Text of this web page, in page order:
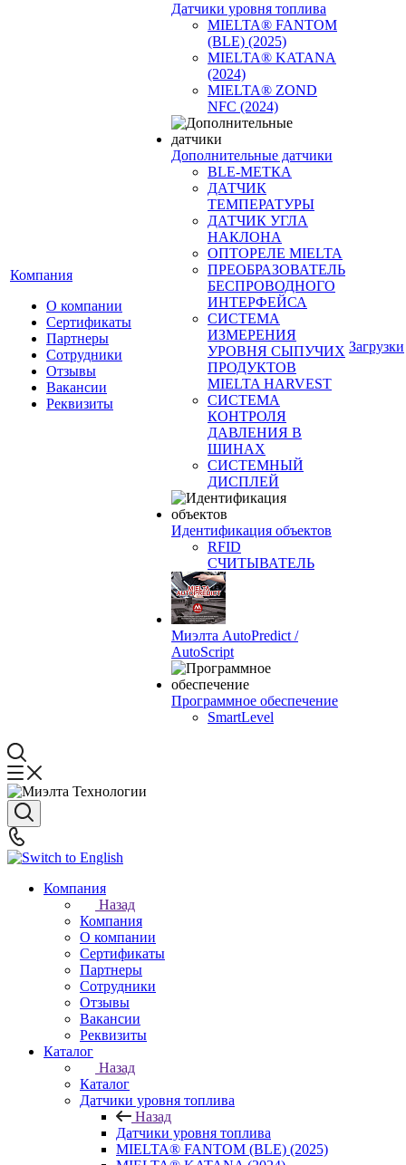
Компания
О компании
Сертификаты
Партнеры
Сотрудники
Отзывы
Вакансии
Реквизиты
Датчики уровня топлива
MIELTA® FANTOM
(BLE) (2025)
MIELTA® KATANA
(2024)
MIELTA® ZOND
NFC (2024)
Дополнительные датчики
BLE-МЕТКА
ДАТЧИК
ТЕМПЕРАТУРЫ
ДАТЧИК УГЛА
НАКЛОНА
ОПТОРЕЛЕ MIELTA
ПРЕОБРАЗОВАТЕЛЬ
БЕСПРОВОДНОГО
ИНТЕРФЕЙСА
СИСТЕМА
ИЗМЕРЕНИЯ
УРОВНЯ СЫПУЧИХ
ПРОДУКТОВ
MIELTA HARVEST
СИСТЕМА
КОНТРОЛЯ
ДАВЛЕНИЯ В
ШИНАХ
СИСТЕМНЫЙ
ДИСПЛЕЙ
Идентификация объектов
RFID
СЧИТЫВАТЕЛЬ
Миэлта AutoPredict /
AutoScript
Программное обеспечение
SmartLevel
Загрузки
Компания
Назад
Компания
О компании
Сертификаты
Партнеры
Сотрудники
Отзывы
Вакансии
Реквизиты
Каталог
Назад
Каталог
Датчики уровня топлива
Назад
Датчики уровня топлива
MIELTA® FANTOM (BLE) (2025)